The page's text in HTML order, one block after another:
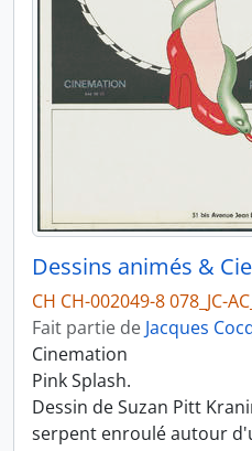
Dessins animés & Cie
CH CH-002049-8 078_JC-
Fait partie de Jacques
Cinemation
Pink Splash.
Dessin de Suzan Pitt
serpent enroulé autour